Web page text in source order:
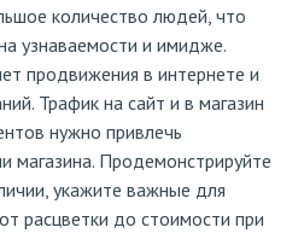
количество людей, что
узнаваемости и имидже.
продвижения в интернете и
Трафик на сайт и в магазин
нужно привлечь
магазина. Продемонстрируйте
укажите важные для
расцветки до стоимости при